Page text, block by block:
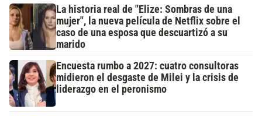
La historia real de "Elize: Sombras de una
mujer", la nueva película de Netflix sobre el
caso de una esposa que descuartizó a su
marido
Encuesta rumbo a 2027: cuatro consultoras
midieron el desgaste de Milei y la crisis de
liderazgo en el peronismo